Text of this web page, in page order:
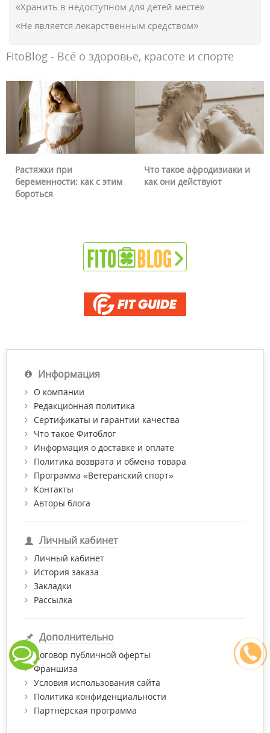
«Хранить в недоступном для детей месте»
«Не является лекарственным средством»
FitoBlog - Всё о здоровье, красоте и спорте
Растяжки при
беременности: как с этим
бороться
Что такое афродизиаки и
как они действуют
Информация
О компании
Редакционная политика
Сертификаты и гарантии качества
Что такое Фитоблог
Информация о доставке и оплате
Политика возврата и обмена товара
Программа «Ветеранский спорт»
Контакты
Авторы блога
Личный кабинет
Личный кабинет
История заказа
Закладки
Рассылка
Дополнительно
Договор публичной оферты
Франшиза
Условия использования сайта
Политика конфиденциальности
Партнёрская программа